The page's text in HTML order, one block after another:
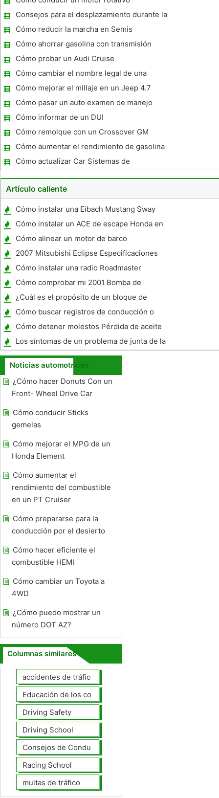
motor estándar que recibe 12 millas por galón en ciudad y 15
mpg en la
Consejos para el desplazamiento durante la
conducción de una transmisión estándar
Cómo reducir la marcha en Semis
Cómo ahorrar gasolina con transmisión
manual
Cómo probar un Audi Cruise
Cómo cambiar el nombre legal de una
licencia de conducir de Carolina del Norte
Cómo mejorar el millaje en un Jeep 4.7
Cómo pasar un auto examen de manejo
Cómo informar de un DUI
Cómo remolque con un Crossover GM
Cómo aumentar el rendimiento de gasolina
en 7,3 L Diesel
Cómo actualizar Car Sistemas de
Navegación
Artículo caliente
Cómo instalar una Eibach Mustang Sway
Bar
Cómo instalar un ACE de escape Honda en
una Honda Aero
Cómo alinear un motor de barco
2007 Mitsubishi Eclipse Especificaciones
Cómo instalar una radio Roadmaster
Cómo comprobar mi 2001 Bomba de
combustible Cavalier
¿Cuál es el propósito de un bloque de
motor ?
Cómo buscar registros de conducción o
informes de accidentes
Cómo detener molestos Pérdida de aceite
del motor
Los síntomas de un problema de junta de la
culata
Noticias automotrices
¿Cómo hacer Donuts Con un
Front- Wheel Drive Car
Cómo conducir Sticks
gemelas
Cómo mejorar el MPG de un
Honda Element
Cómo aumentar el
rendimiento del combustible
en un PT Cruiser
Cómo prepararse para la
conducción por el desierto
Cómo hacer eficiente el
combustible HEMI
Cómo cambiar un Toyota a
4WD
¿Cómo puedo mostrar un
número DOT AZ?
Columnas similares
accidentes de tráfico
Educación de los conductores
Driving Safety
Driving School
Consejos de Conducción
Racing School
multas de tráfico